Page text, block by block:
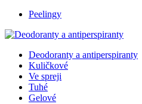
Peelingy
Deodoranty a antiperspiranty
Kuličkové
Ve spreji
Tuhé
Gelové